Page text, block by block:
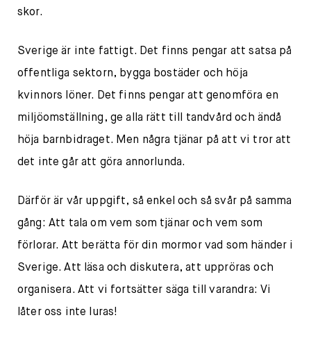
skor.
Sverige är inte fattigt. Det finns pengar att satsa på
offentliga sektorn, bygga bostäder och höja
kvinnors löner. Det finns pengar att genomföra en
miljöomställning, ge alla rätt till tandvård och ändå
höja barnbidraget. Men några tjänar på att vi tror att
det inte går att göra annorlunda.
Därför är vår uppgift, så enkel och så svår på samma
gång: Att tala om vem som tjänar och vem som
förlorar. Att berätta för din mormor vad som händer i
Sverige. Att läsa och diskutera, att uppröras och
organisera. Att vi fortsätter säga till varandra: Vi
låter oss inte luras!